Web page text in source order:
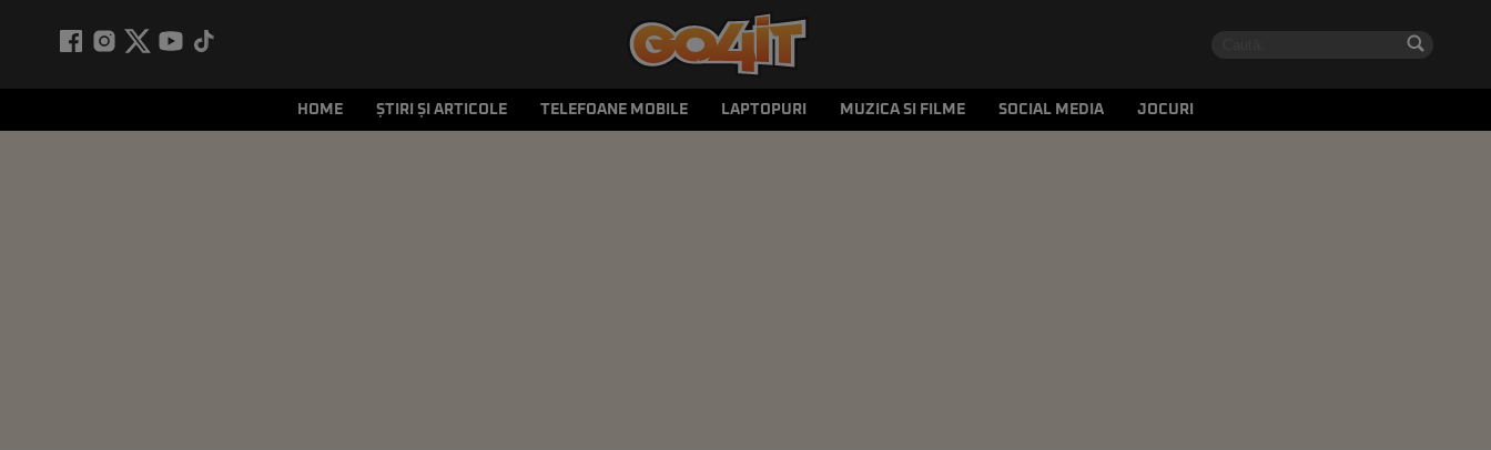
HOME ȘTIRI ȘI ARTICOLE TELEFOANE MOBILE LAPTOPURI MUZICA SI FILME SOCIAL MEDIA JOCURI